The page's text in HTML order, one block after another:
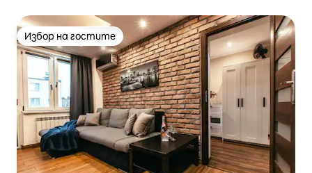
Избор на гостите
Избор на гостите